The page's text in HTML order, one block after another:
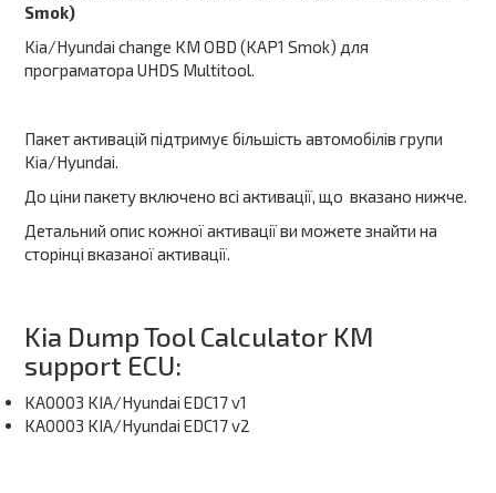
Smok)
Kia/Hyundai change KM OBD (KAP1 Smok) для
програматора UHDS Multitool.
Пакет активацій підтримує більшість автомобілів групи
Kia/Hyundai.
До ціни пакету включено всі активації, що вказано нижче.
Детальний опис кожної активації ви можете знайти на
сторінці вказаної активації.
Kia Dump Tool Calculator KM
support ECU:
KA0003 KIA/Hyundai EDC17 v1
KA0003 KIA/Hyundai EDC17 v2